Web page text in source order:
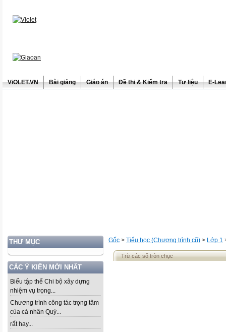
ViOLET.VN Bài giảng Giáo án Đề thi & Kiểm tra Tư liệu E-
THƯ MỤC
CÁC Ý KIẾN MỚI NHẤT
Biểu tập thể Chi bộ xây dựng
nhiệm vụ trọng...
Chương trình công tác trọng tâm
của cá nhân Quý...
rất hay...
Gốc > Tiểu học (Chương trình cũ) > Lớp 1
Trừ các số tròn chục